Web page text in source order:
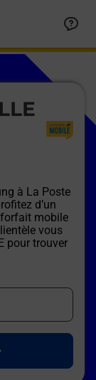
à La Poste
d’un
mobile
vous
pour trouver